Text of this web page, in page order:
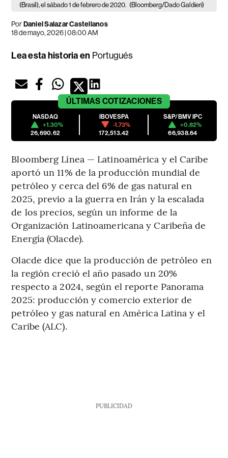
(Brasil), el sábado 1 de febrero de 2020. (Bloomberg/Dado Galdieri)
PorDaniel Salazar Castellanos
18 de mayo, 2026 | 08:00 AM
Lea esta historia en Portugués
ÚLTIMAS COTIZACIONES
NASDAQ
+1.30%
26,690.62
IBOVESPA
-1.73%
172,513.42
S&P/BMV IPC
+0.82%
66,938.64
Bloomberg Línea — Latinoamérica y el Caribe
aportó un 11% de la producción mundial de
petróleo y cerca del 6% de gas natural en
2025, previo a la guerra en Irán y la escalada
de los precios, según un informe de la
Organización Latinoamericana y Caribeña de
Energía (Olacde).
Olacde dice que la producción de petróleo en
la región creció el año pasado un 20%
respecto a 2024, según el reporte Panorama
2025: producción y comercio exterior de
petróleo y gas natural en América Latina y el
Caribe (ALC).
PUBLICIDAD